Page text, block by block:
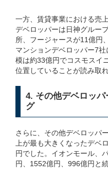
一方、賃貸事業における売
デベロッパーは日神グルー
所、フージャースが11億円
マンションデベロッパー7
模は約33億円でコスモスイ
位置していることが読み取れ
4. その他デベロッ
グ
さらに、その他デベロッパ
上が最も大きくなったデベ
円でした。イオンモール、
円、1552億円、996億円と